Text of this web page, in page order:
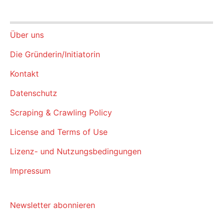
Über uns
Die Gründerin/Initiatorin
Kontakt
Datenschutz
Scraping & Crawling Policy
License and Terms of Use
Lizenz- und Nutzungsbedingungen
Impressum
Newsletter abonnieren